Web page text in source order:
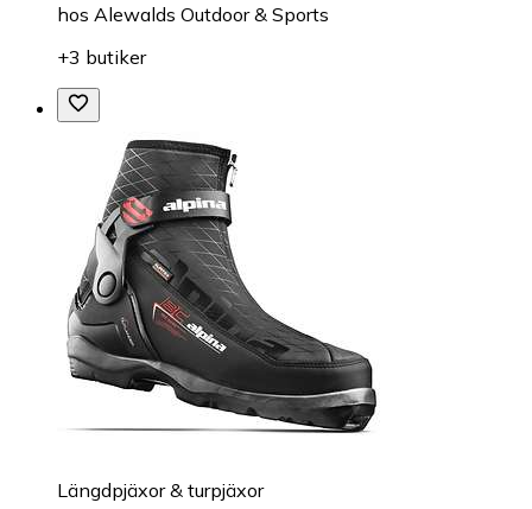
hos Alewalds Outdoor & Sports
+3 butiker
Längdpjäxor & turpjäxor